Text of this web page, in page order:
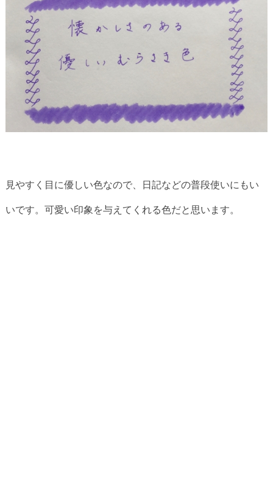
見やすく目に優しい色なので、日記などの普段使いにもい
いです。可愛い印象を与えてくれる色だと思います。